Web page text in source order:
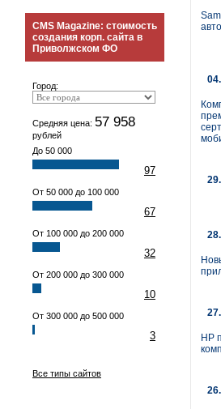
CMS Magazine: стоимость
создания корп. сайта в
Приволжском ФО
Город:
Средняя цена: 57 958
рублей
До 50 000
97
От 50 000 до 100 000
67
От 100 000 до 200 000
32
От 200 000 до 300 000
10
От 300 000 до 500 000
3
Все типы сайтов
HP